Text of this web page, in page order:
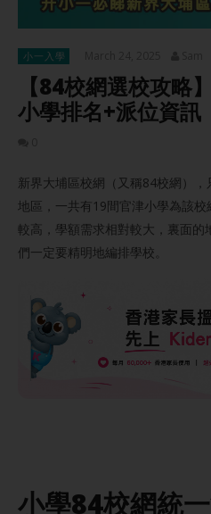
小一入學
【84校網選校攻略
小學排名+派位資訊
新界大埔區校網（又稱84校網）
地區，一共有19間官津小學為該
較高，學額需求相對較大，裏面
們一定要精明地編排學校。
小學84校網統